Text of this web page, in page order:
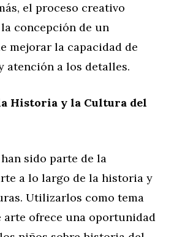
el proceso creativo
concepción de un
mejorar la capacidad de
atención a los detalles.
Historia y la Cultura del
sido parte de la
a lo largo de la historia y
Utilizarlos como tema
arte ofrece una oportunidad